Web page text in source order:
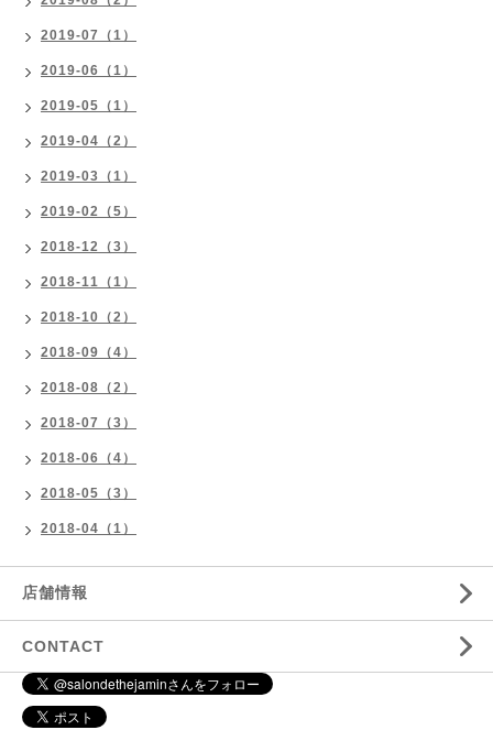
2019-07（1）
2019-06（1）
2019-05（1）
2019-04（2）
2019-03（1）
2019-02（5）
2018-12（3）
2018-11（1）
2018-10（2）
2018-09（4）
2018-08（2）
2018-07（3）
2018-06（4）
2018-05（3）
2018-04（1）
店舗情報
CONTACT